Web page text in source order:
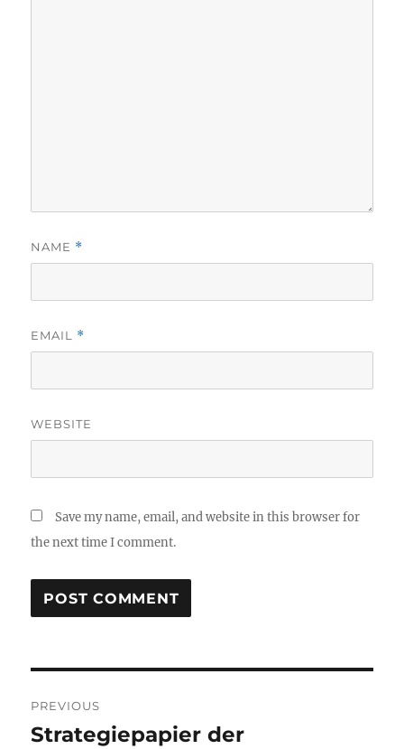
NAME *
EMAIL *
WEBSITE
Save my name, email, and website in this browser for
the next time I comment.
navigation
PREVIOUS
Previous
Strategiepapier der